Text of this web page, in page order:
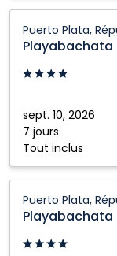
Puerto Plata,
Playabachata
sept. 10, 2026
7 jours
Tout inclus
Puerto
Plata,
République
Puerto Plata,
Playabachata
Puerto
Plata,
République